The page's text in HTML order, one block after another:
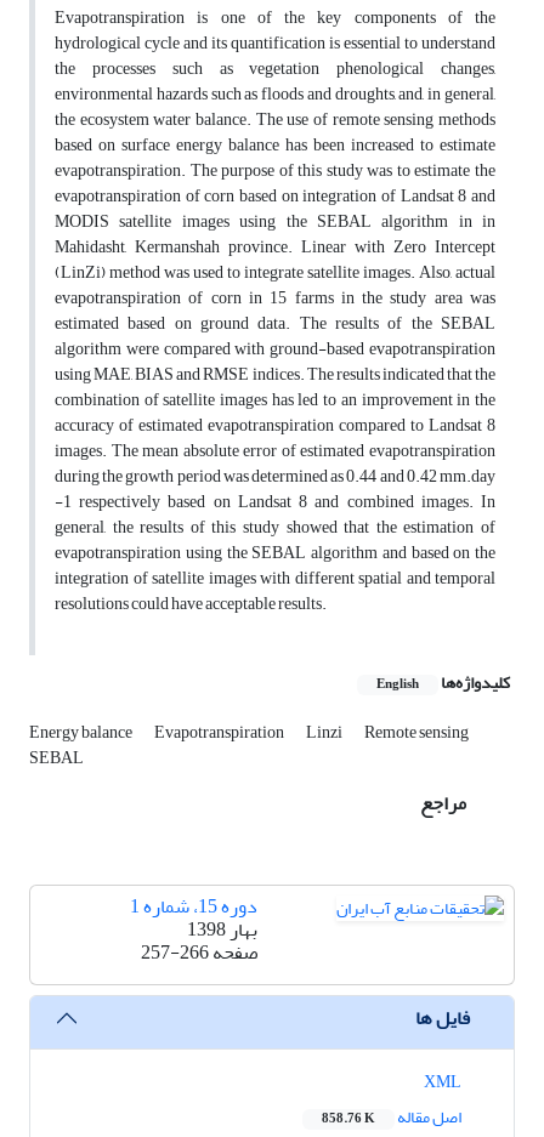
Evapotranspiration is one of the key components of the
hydrological cycle and its quantification is essential to understand
the processes such as vegetation phenological changes,
environmental hazards such as floods and droughts, and, in general,
the ecosystem water balance. The use of remote sensing methods
based on surface energy balance has been increased to estimate
evapotranspiration. The purpose of this study was to estimate the
evapotranspiration of corn based on integration of Landsat 8 and
MODIS satellite images using the SEBAL algorithm in in
Mahidasht, Kermanshah province. Linear with Zero Intercept
(LinZi) method was used to integrate satellite images. Also, actual
evapotranspiration of corn in 15 farms in the study area was
estimated based on ground data. The results of the SEBAL
algorithm were compared with ground-based evapotranspiration
using MAE, BIAS and RMSE indices. The results indicated that the
combination of satellite images has led to an improvement in the
accuracy of estimated evapotranspiration compared to Landsat 8
images. The mean absolute error of estimated evapotranspiration
during the growth period was determined as 0.44 and 0.42 mm.day
-1 respectively based on Landsat 8 and combined images. In
general, the results of this study showed that the estimation of
evapotranspiration using the SEBAL algorithm and based on the
integration of satellite images with different spatial and temporal
resolutions could have acceptable results.
کلیدواژه‌ها English
Energy balance Evapotranspiration Linzi Remote sensing
SEBAL
مراجع
دوره 15، شماره 1
بهار 1398
صفحه257-266
فایل ها
اصل مقاله
858.76 K